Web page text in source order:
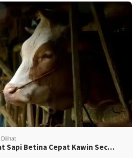
Sapi Betina Cepat Kawin Sec…